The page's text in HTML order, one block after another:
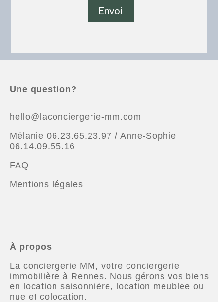
Envoi
Une question?
hello@laconciergerie-mm.com
Mélanie 06.23.65.23.97 / Anne-Sophie
06.14.09.55.16
FAQ
Mentions légales
À propos
La conciergerie MM, votre conciergerie
immobilière à Rennes. Nous gérons vos biens
en location saisonnière, location meublée ou
nue et colocation.